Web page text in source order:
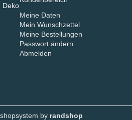
Deko
Meine Daten
Mein Wunschzettel
Meine Bestellungen
Passwort ändern
Abmelden
by randshop